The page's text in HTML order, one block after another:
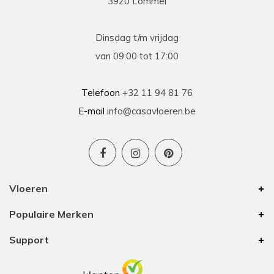
Prima geholpen bij zowel de keuze als plaatsing
problemen tijdens plaatsing .
Casa Vloeren. Toen was het van hun eigen merk
zij de enige op onze zoektocht met een goede
waardoor we voor onze bovenverdieping ook
Dinsdag t/m vrijdag
van 09:00 tot 17:00
Telefoon +32 11 94 81 76
E-mail info@casavloeren.be
Vloeren
Populaire Merken
Support